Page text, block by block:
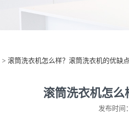
> 滚筒洗衣机怎么样？滚筒洗衣机的优缺点
滚筒洗衣机怎
发布时间